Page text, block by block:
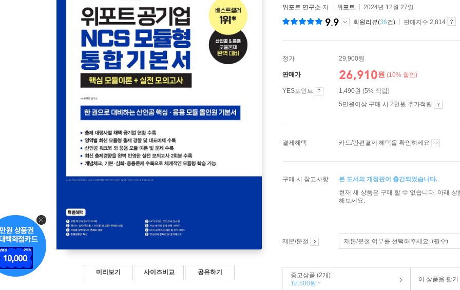
미리보기 사이즈비교 공유하기
위포트 연구소 저 위포트 2024년 12월 27일
9.9 회원리뷰(36건) 판매지수 2,814
정가 29,900원
판매가 26,910원 (10% 할인)
YES포인트
1,490원 (5% 적립)
5만원이상 구매 시 2천원 추가적립
결제혜택 카드/간편결제 혜택을 확인하세요
구매 시 참고사항
본 도서의 개정판이 출간되었습니다.
현재 새 상품은 구매 할 수 없습니다. 아래
해보세요.
제본/분철 제본/분철 여부를 선택해주세요. (필수)
중고상품 (2개)
18,500원 ~
이 상품을 팔기